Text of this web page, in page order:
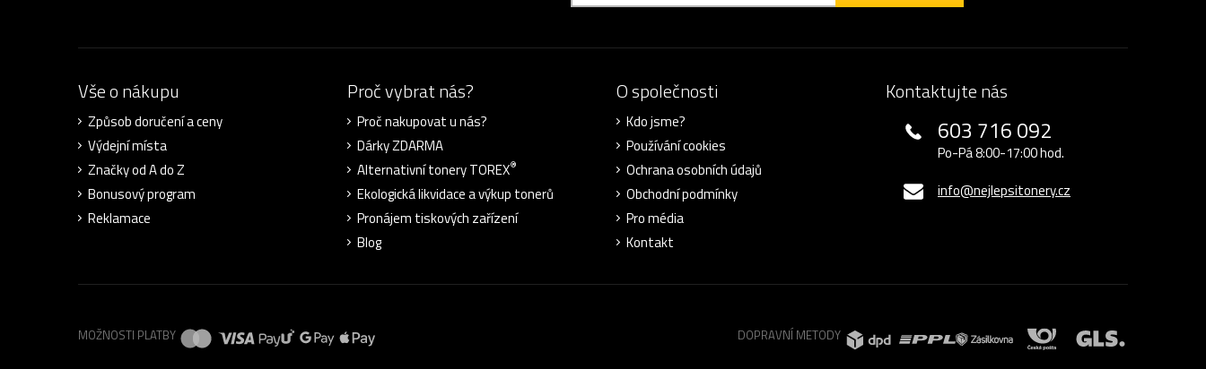
Vše o nákupu
Způsob doručení a ceny
Výdejní místa
Značky od A do Z
Bonusový program
Reklamace
Proč vybrat nás?
Proč nakupovat u nás?
Dárky ZDARMA
Alternativní tonery TOREX®
Ekologická likvidace a výkup tonerů
Pronájem tiskových zařízení
Blog
O společnosti
Kdo jsme?
Používání cookies
Ochrana osobních údajů
Obchodní podmínky
Pro média
Kontakt
Kontaktujte nás
603 716 092
Po-Pá 8:00-17:00 hod.
info@nejlepsitonery.cz
MOŽNOSTI PLATBY DOPRAVNÍ METODY